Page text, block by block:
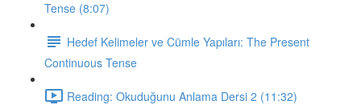
Tense (8:07)
Hedef Kelimeler ve Cümle Yapıları: The Present
Continuous Tense
Reading: Okuduğunu Anlama Dersi 2 (11:32)